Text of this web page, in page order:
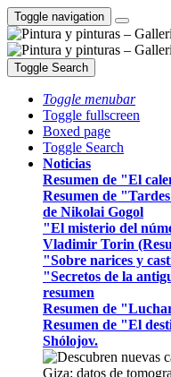
Toggle navigation
Toggle Search
Toggle menubar
Toggle fullscreen
Boxed page
Toggle Search
Noticias
Resumen de "El
Resumen de
de Nikolai Gogol
"El misterio del
Vladimir Torin
"Sobre narices y
"Secretos de la
resumen
Resumen de
Resumen de "El
Shólojov.